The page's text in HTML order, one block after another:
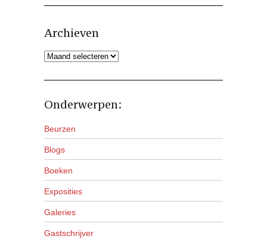
Archieven
Archieven
Onderwerpen:
Beurzen
Blogs
Boeken
Exposities
Galeries
Gastschrijver